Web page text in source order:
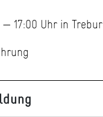
17:00 Uhr in Trebur